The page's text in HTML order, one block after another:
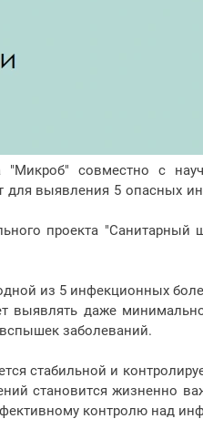
"Микроб" совместно с
для выявления 5 опасных
проекта
из 5 инфекционных
выявлять даже
заболеваний.
стабильной и
становится жизненно
контролю над